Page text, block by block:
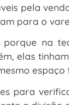
pela
para o
na
elas
espaço
para